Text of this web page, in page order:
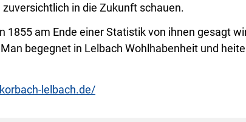
in die Zukunft schauen.
am Ende einer Statistik von ihnen gesagt
begegnet in Lelbach Wohlhabenheit und
lelbach.de/